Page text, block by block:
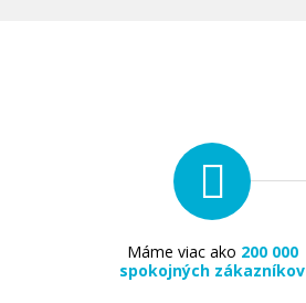
Máme viac ako 200 000
spokojných zákazníkov